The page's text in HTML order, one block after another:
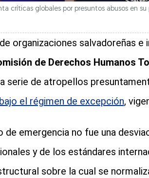
críticas globales por presuntos abusos en su
organizaciones salvadoreñas
de Derechos Humanos
serie de atropellos
el régimen de excepción,
de emergencia no fue una
y de los estándares
sobre la cual se